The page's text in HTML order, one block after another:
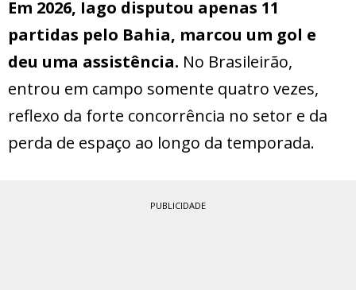
Em 2026, Iago disputou apenas 11
partidas pelo Bahia, marcou um gol e
deu uma assistência. No Brasileirão,
entrou em campo somente quatro vezes,
reflexo da forte concorrência no setor e da
perda de espaço ao longo da temporada.
PUBLICIDADE